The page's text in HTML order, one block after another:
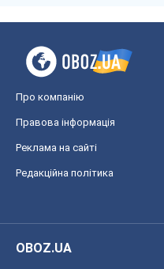
Про компанію
Правова інформація
Реклама на сайті
Редакційна політика
OBOZ.UA